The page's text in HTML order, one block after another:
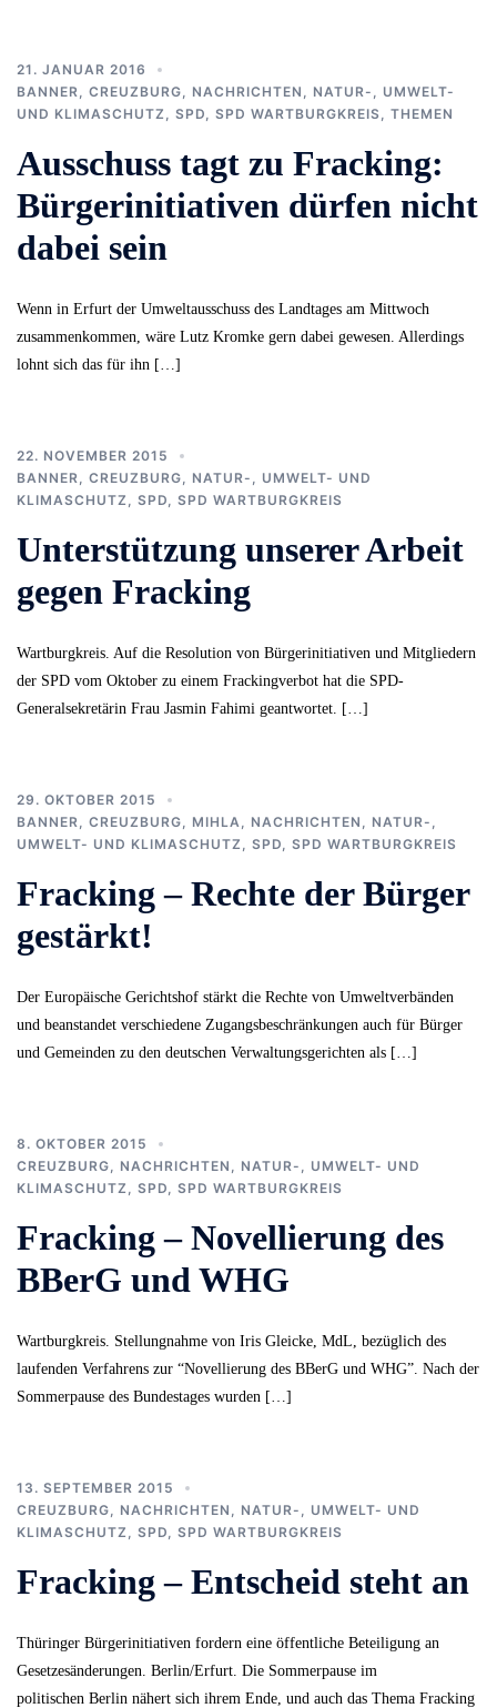
21. JANUAR 2016
BANNER
CREUZBURG NACHRICHTEN
NATUR-, UMWELT-
UND KLIMASCHUTZ
SPD SPD WARTBURGKREIS THEMEN
Ausschuss tagt zu Fracking:
Bürgerinitiativen dürfen nicht
dabei sein
Wenn in Erfurt der Umweltausschuss des Landtages am Mittwoch
zusammenkommen, wäre Lutz Kromke gern dabei gewesen. Allerdings
lohnt sich das für ihn […]
22. NOVEMBER 2015
BANNER
CREUZBURG
NATUR-, UMWELT- UND
KLIMASCHUTZ
SPD SPD WARTBURGKREIS
Unterstützung unserer Arbeit
gegen Fracking
Wartburgkreis. Auf die Resolution von Bürgerinitiativen und Mitgliedern
der SPD vom Oktober zu einem Frackingverbot hat die SPD-
Generalsekretärin Frau Jasmin Fahimi geantwortet. […]
29. OKTOBER 2015
BANNER
CREUZBURG MIHLA NACHRICHTEN
NATUR-,
UMWELT- UND KLIMASCHUTZ
SPD SPD WARTBURGKREIS
Fracking – Rechte der Bürger
gestärkt!
Der Europäische Gerichtshof stärkt die Rechte von Umweltverbänden
und beanstandet verschiedene Zugangsbeschränkungen auch für Bürger
und Gemeinden zu den deutschen Verwaltungsgerichten als […]
8. OKTOBER 2015
CREUZBURG
NACHRICHTEN
NATUR-, UMWELT- UND
KLIMASCHUTZ
SPD SPD WARTBURGKREIS
Fracking – Novellierung des
BBerG und WHG
Wartburgkreis. Stellungnahme von Iris Gleicke, MdL, bezüglich des
laufenden Verfahrens zur “Novellierung des BBerG und WHG”. Nach der
Sommerpause des Bundestages wurden […]
13. SEPTEMBER 2015
CREUZBURG
NACHRICHTEN
NATUR-, UMWELT- UND
KLIMASCHUTZ
SPD SPD WARTBURGKREIS
Fracking – Entscheid steht an
Thüringer Bürgerinitiativen fordern eine öffentliche Beteiligung an
Gesetzesänderungen. Berlin/Erfurt. Die Sommerpause im
politischen Berlin nähert sich ihrem Ende, und auch das Thema Fracking